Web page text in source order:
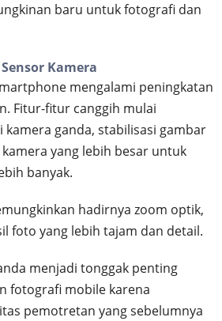
baru untuk fotografi dan
Kamera
mengalami peningkatan
Fitur-fitur canggih mulai
ganda, stabilisasi gambar
kamera yang lebih besar untuk
banyak.
hadirnya zoom optik,
foto yang lebih tajam dan detail.
menjadi tonggak penting
fotografi mobile karena
pemotretan yang sebelumnya